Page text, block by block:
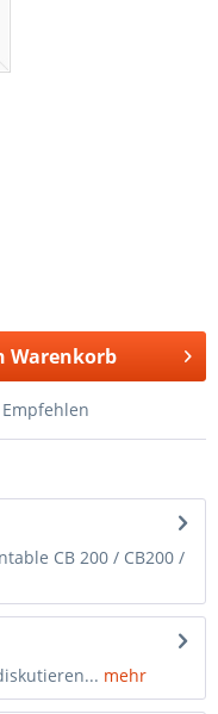
Warenkorb
Empfehlen
CB 200 / CB200 /
mehr